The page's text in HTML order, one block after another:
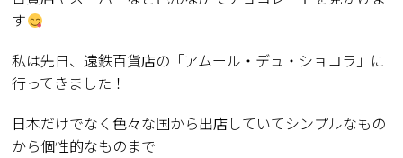
す
私は先日、遠鉄百貨店の「アムール・デュ・ショコラ」に
行ってきました！
日本だけでなく色々な国から出店していてシンプルなもの
から個性的なものまで